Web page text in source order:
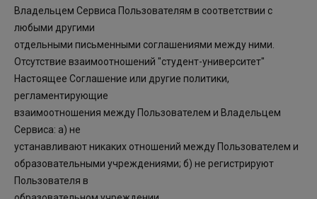
Владельцем Сервиса Пользователям в соответствии с
любыми другими
отдельными письменными соглашениями между ними.
Отсутствие взаимоотношений "студент-университет"
Настоящее Соглашение или другие политики,
регламентирующие
взаимоотношения между Пользователем и Владельцем
Сервиса: а) не
устанавливают никаких отношений между Пользователем и
образовательными учреждениями; б) не регистрируют
Пользователя в